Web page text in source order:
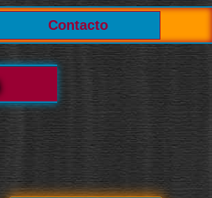
Contacto